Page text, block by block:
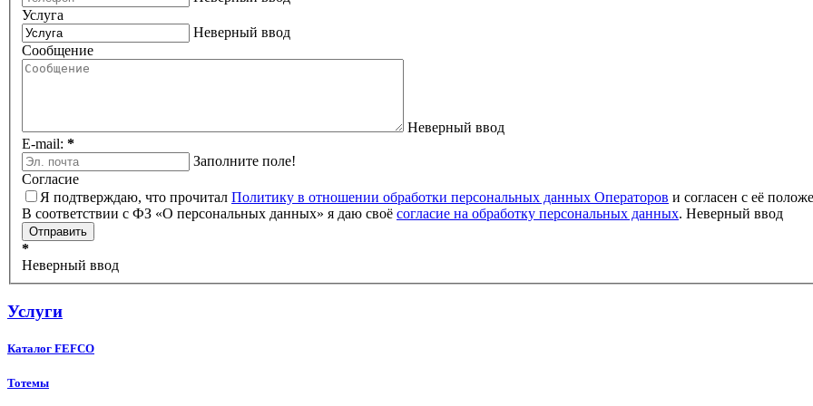
Услуга
Неверный ввод
Сообщение
Неверный ввод
E-mail: *
Заполните поле!
Согласие
Я подтверждаю, что прочитал Политику в отношении обработки персональных данных Операторов и согласен с её
В соответствии с ФЗ «О персональных данных» я даю своё согласие на обработку персональных данных. Неверный ввод
*
Неверный ввод
Услуги
Каталог FEFCO
Тотемы